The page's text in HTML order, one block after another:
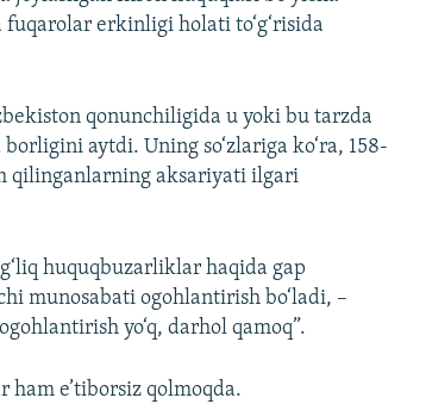
erkinligi holati to‘g‘risida
qonunchiligida u yoki bu tarzda
aytdi. Uning so‘zlariga ko‘ra, 158-
qilinganlarning aksariyati ilgari
huquqbuzarliklar haqida gap
munosabati ogohlantirish bo‘ladi, –
yo‘q, darhol qamoq”.
ham e’tiborsiz qolmoqda.